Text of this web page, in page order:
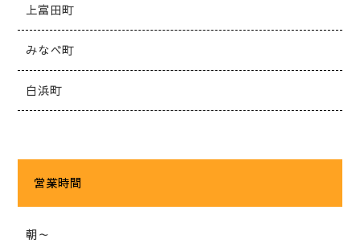
上富田町
みなべ町
白浜町
営業時間
朝～